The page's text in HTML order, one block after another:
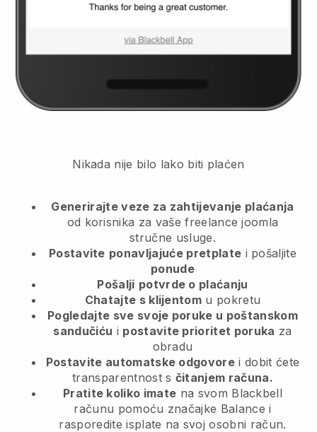
Nikada nije bilo lako biti plaćen
Generirajte veze za zahtijevanje plaćanja
od korisnika za vaše freelance joomla
stručne usluge.
Postavite ponavljajuće pretplate i pošaljite
ponude
Pošalji potvrde o plaćanju
Chatajte s klijentom u pokretu
Pogledajte sve svoje poruke u poštanskom
sandučiću i postavite prioritet poruka za
obradu
Postavite automatske odgovore i dobit ćete
transparentnost s čitanjem računa.
Pratite koliko imate na svom Blackbell
računu pomoću značajke Balance i
rasporedite isplate na svoj osobni račun.